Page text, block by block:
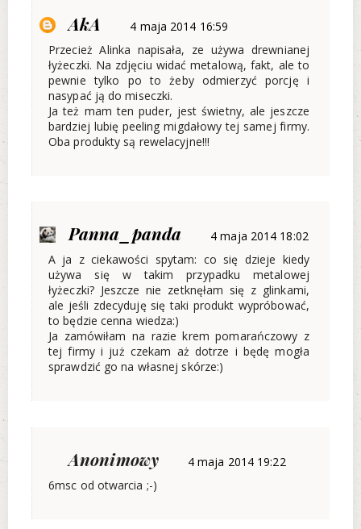
AkA
4 maja 2014 16:59
Przecież Alinka napisała, ze używa drewnianej
łyżeczki. Na zdjęciu widać metalową, fakt, ale to
pewnie tylko po to żeby odmierzyć porcję i
nasypać ją do miseczki.
Ja też mam ten puder, jest świetny, ale jeszcze
bardziej lubię peeling migdałowy tej samej firmy.
Oba produkty są rewelacyjne!!!
Panna_panda
4 maja 2014 18:02
A ja z ciekawości spytam: co się dzieje kiedy
używa się w takim przypadku metalowej
łyżeczki? Jeszcze nie zetknęłam się z glinkami,
ale jeśli zdecyduję się taki produkt wypróbować,
to będzie cenna wiedza:)
Ja zamówiłam na razie krem pomarańczowy z
tej firmy i już czekam aż dotrze i będę mogła
sprawdzić go na własnej skórze:)
Anonimowy
4 maja 2014 19:22
6msc od otwarcia ;-)